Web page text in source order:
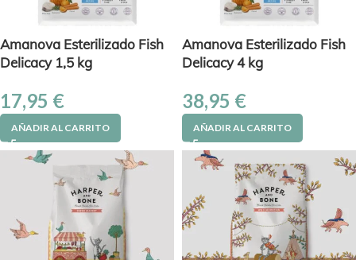
Amanova Esterilizado Fish
Delicacy 1,5 kg
17,95 €
AÑADIR AL CARRITO
Amanova Esterilizado Fish
Delicacy 4 kg
38,95 €
AÑADIR AL CARRITO